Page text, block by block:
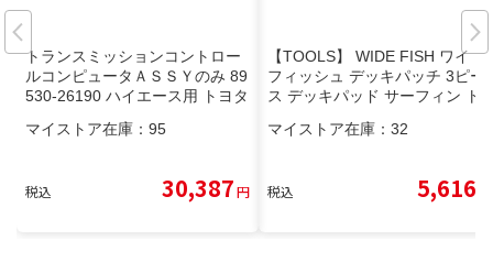
トランスミッションコントロー
ルコンピュータＡＳＳＹのみ 89
530-26190 ハイエース用 トヨタ
マイストア在庫： 95
税込 30,387円
【TOOLS】 WIDE FISH ワイド
フィッシュ デッキパッチ 3ピー
ス デッキパッド サーフィン ト
デッキパッド
マイストア在庫： 32
税込 5,616